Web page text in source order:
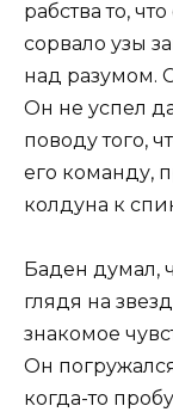
рабства то,
сорвало узы
над разумом.
Он не успел
поводу того,
его команду,
колдуна к
Баден думал,
глядя на
знакомое
Он
когда-то